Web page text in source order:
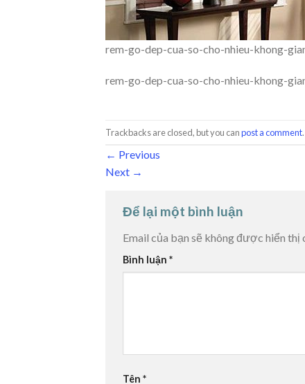
rem-go-dep-cua-so-cho-nhieu-khong-
rem-go-dep-cua-so-cho-nhieu-khong-
Trackbacks are closed, but you canpost a comment.
← Previous
Next →
Để lại một bình luận
Email của bạn sẽ không được hiển thị
Bình luận *
Tên *